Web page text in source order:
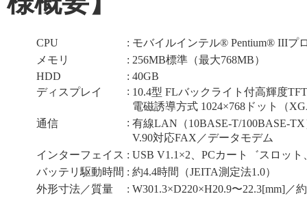
CPU : モバイルインテル® Pentium® IIIプ
メモリ
: 256MB標準（最大768MB）
HDD
: 40GB
ディスプレイ
: 10.4型 FLバックライト付高輝度
電磁誘導方式 1024×768ドット（
通信
: 有線LAN（10BASE-T/100BASE-
V.90対応FAX／データモデム
インターフェイス : USB V1.1×2、PCカート゛スロッ
バッテリ駆動時間 : 約4.4時間（JEITA測定法1.0）
外形寸法／質量
: W301.3×D220×H20.9〜22.3[mm]／